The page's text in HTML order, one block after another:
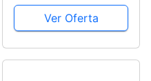
MD35338 Intel Core
i5-12400F / 16GB
RTX 3060
Ver Oferta